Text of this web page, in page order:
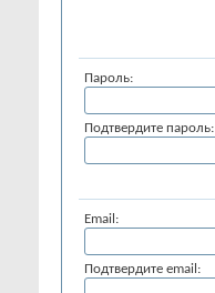
Пароль:
Подтвердите пароль:
Email:
Подтвердите email: